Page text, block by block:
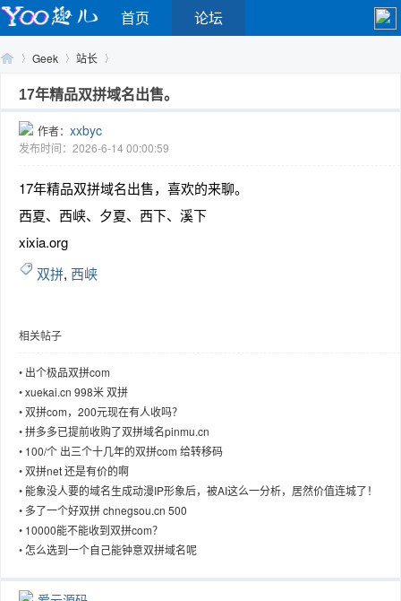
首页 论坛
Geek
›
站长
›
17年精品双拼域名出售。
作者： xxbyc
发布时间：2026-6-14 00:00:59
17年精品双拼域名出售，喜欢的来聊。
西夏、西峡、夕夏、西下、溪下
xixia.org
双拼, 西峡
相关帖子
• 出个极品双拼com
•xuekai.cn 998米 双拼
•双拼com，200元现在有人收吗？
•拼多多已提前收购了双拼域名pinmu.cn
• 100/个 出三个十几年的双拼com 给转移码
•双拼net 还是有价的啊
• 能象没人要的域名生成动漫IP形象后，被AI这么一分析，居然价值连城了！
• 多了一个好双拼 chnegsou.cn 500
• 10000能不能收到双拼com？
• 怎么选到一个自己能钟意双拼域名呢